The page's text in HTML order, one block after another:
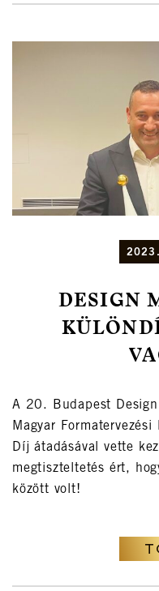
DESIGN
A 20. Budapest Design
Magyar
Díj átadásával vette
megtiszteltetés ért,
között volt!